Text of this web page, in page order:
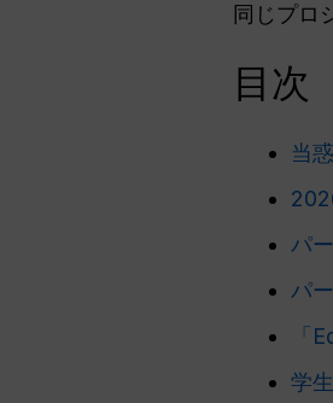
同じプロ
目次
当
パ
パ
「
学